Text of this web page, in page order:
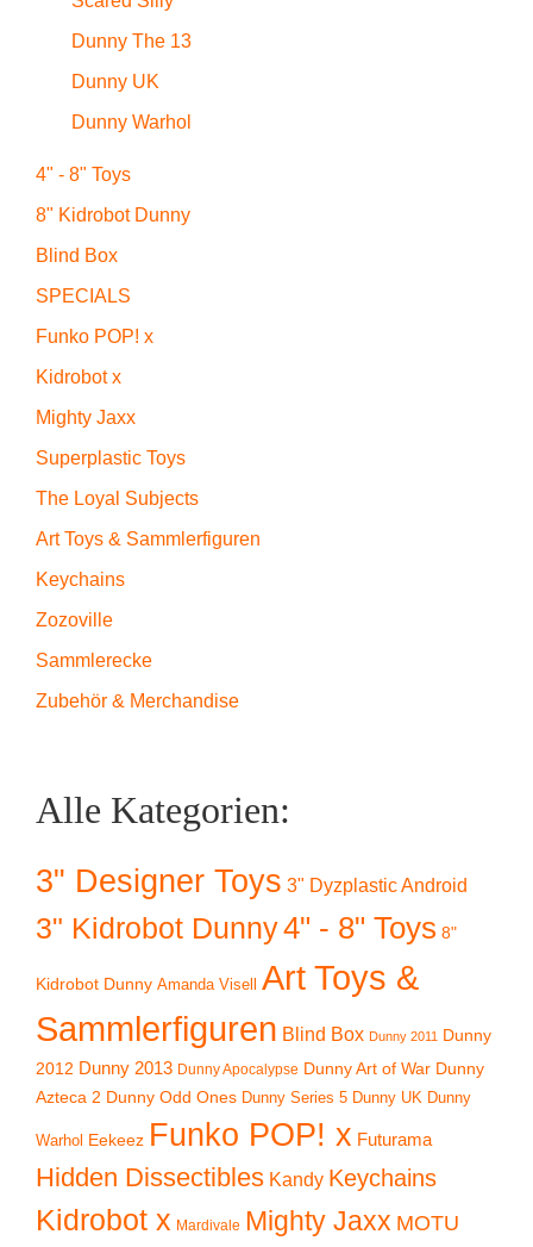
Dunny The 13
Dunny UK
Dunny Warhol
4" - 8" Toys
8" Kidrobot Dunny
Blind Box
SPECIALS
Funko POP! x
Kidrobot x
Mighty Jaxx
Superplastic Toys
The Loyal Subjects
Art Toys & Sammlerfiguren
Keychains
Zozoville
Sammlerecke
Zubehör & Merchandise
Alle Kategorien:
3" Designer Toys 3" Dyzplastic Android
3" Kidrobot Dunny4" - 8" Toys 8"
Kidrobot Dunny Amanda Visell
Art Toys &
Sammlerfiguren Blind Box Dunny 2011
Dunny
2012 Dunny 2013 Dunny Apocalypse Dunny Art of War Dunny
Azteca 2 Dunny Odd Ones Dunny Series 5 Dunny UK Dunny
Warhol Eekeez Funko POP! x Futurama
Hidden Dissectibles Kandy Keychains
Kidrobot x Mardivale Mighty Jaxx MOTU